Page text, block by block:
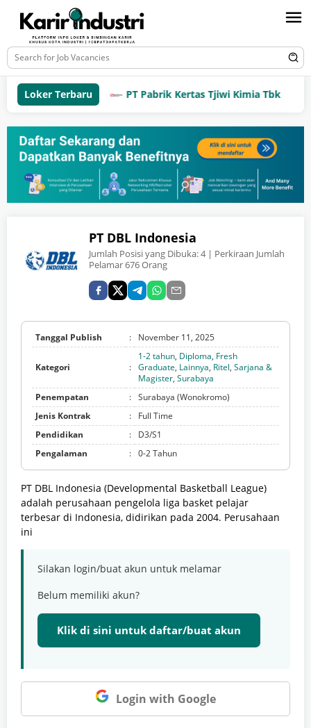
Loker Terbaru PT Pabrik Kertas Tjiwi Kimia Tbk
PT DBL Indonesia
Jumlah Posisi yang Dibuka:4| Perkiraan Jumlah
Pelamar 676 Orang
Tanggal Publish : November 11, 2025
Kategori :
1-2 tahun, Diploma, Fresh
Graduate, Lainnya, Ritel, Sarjana &
Magister, Surabaya
Penempatan
: Surabaya (Wonokromo)
Jenis Kontrak
:
Full Time
Pendidikan
:
D3/S1
Pengalaman
: 0-2 Tahun
PT DBL Indonesia (Developmental Basketball League)
adalah perusahaan pengelola liga basket pelajar
terbesar di Indonesia, didirikan pada 2004. Perusahaan
ini
Silakan login/buat akun untuk melamar
Belum memiliki akun?
Klik di sini untuk daftar/buat akun
Login with Google